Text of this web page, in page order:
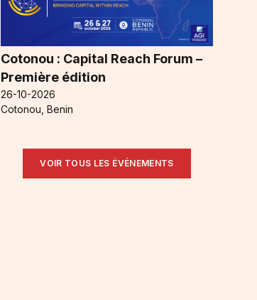
Cotonou : Capital Reach Forum –
Première édition
26-10-2026
Cotonou, Benin
VOIR TOUS LES ÉVÉNEMENTS